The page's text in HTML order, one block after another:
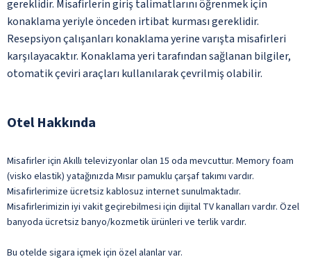
gereklidir. Misafirlerin giriş talimatlarını öğrenmek için
konaklama yeriyle önceden irtibat kurması gereklidir.
Resepsiyon çalışanları konaklama yerine varışta misafirleri
karşılayacaktır. Konaklama yeri tarafından sağlanan bilgiler,
otomatik çeviri araçları kullanılarak çevrilmiş olabilir.
Otel Hakkında
Misafirler için Akıllı televizyonlar olan 15 oda mevcuttur. Memory foam
(visko elastik) yatağınızda Mısır pamuklu çarşaf takımı vardır.
Misafirlerimize ücretsiz kablosuz internet sunulmaktadır.
Misafirlerimizin iyi vakit geçirebilmesi için dijital TV kanalları vardır. Özel
banyoda ücretsiz banyo/kozmetik ürünleri ve terlik vardır.
Bu otelde sigara içmek için özel alanlar var.